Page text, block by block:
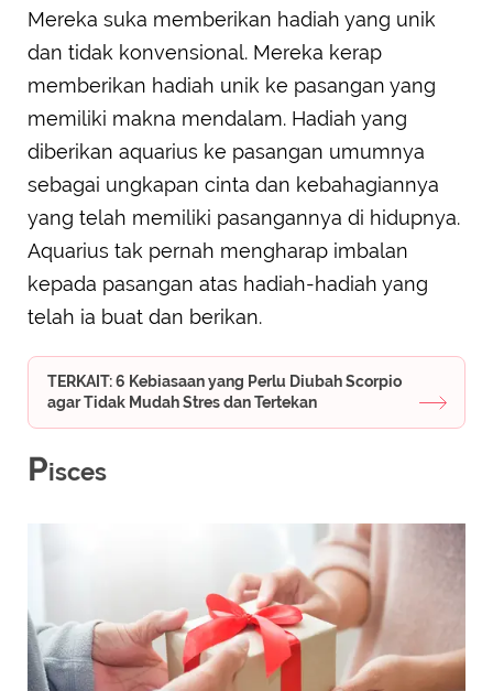
Mereka suka memberikan hadiah yang unik
dan tidak konvensional. Mereka kerap
memberikan hadiah unik ke pasangan yang
memiliki makna mendalam. Hadiah yang
diberikan aquarius ke pasangan umumnya
sebagai ungkapan cinta dan kebahagiannya
yang telah memiliki pasangannya di hidupnya.
Aquarius tak pernah mengharap imbalan
kepada pasangan atas hadiah-hadiah yang
telah ia buat dan berikan.
TERKAIT: 6 Kebiasaan yang Perlu Diubah Scorpio
agar Tidak Mudah Stres dan Tertekan
Pisces